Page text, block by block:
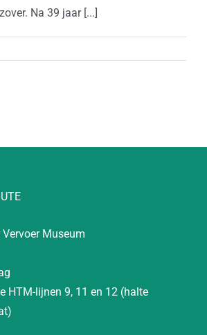
Na 39 jaar [...]
Museum
HTM-lijnen 9, 11 en 12 (halte